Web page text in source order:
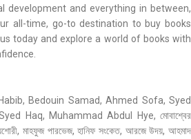
development and everything in between,
all-time, go-to destination to buy books
today and explore a world of books with
Bedouin Samad, Ahmed Sofa, Syed
Haq, Muhammad Abdul Hye, মোবাশ্বের
মাহফুজ পারভেজ, হানিফ সংকেত, আরজে উদয়, আহমাদ